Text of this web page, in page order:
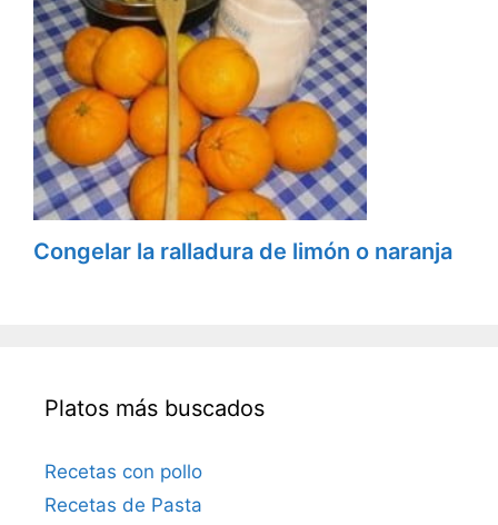
Congelar la ralladura de limón o naranja
Platos más buscados
Recetas con pollo
Recetas de Pasta